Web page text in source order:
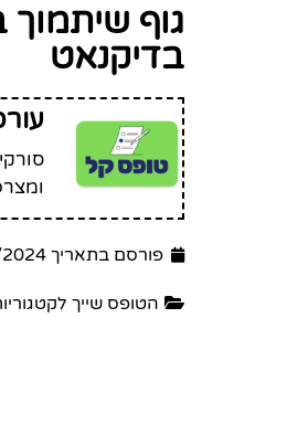
גוף
בדיקנאט
פורסם בתאריך 05/02/2024
הטופס שייך